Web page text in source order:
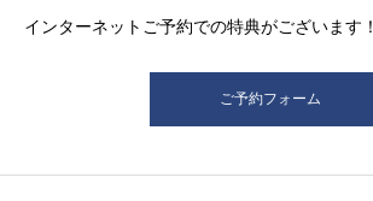
インターネットご予約での特典がございます！
ご予約フォーム